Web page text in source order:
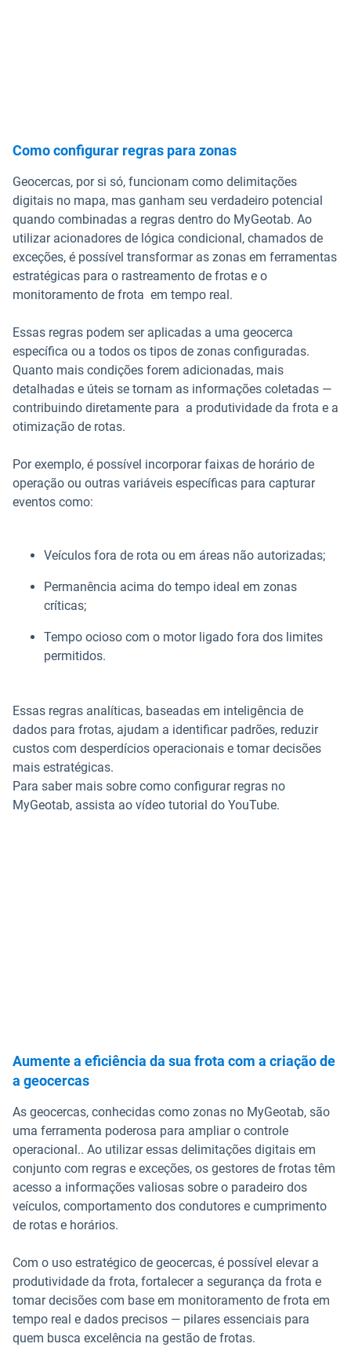
Como configurar regras para zonas
Geocercas, por si só, funcionam como delimitações
digitais no mapa, mas ganham seu verdadeiro potencial
quando combinadas a regras dentro do MyGeotab. Ao
utilizar acionadores de lógica condicional, chamados de
exceções, é possível transformar as zonas em ferramentas
estratégicas para o rastreamento de frotas e o
monitoramento de frota em tempo real.
Essas regras podem ser aplicadas a uma geocerca
específica ou a todos os tipos de zonas configuradas.
Quanto mais condições forem adicionadas, mais
detalhadas e úteis se tornam as informações coletadas —
contribuindo diretamente para a produtividade da frota e a
otimização de rotas.
Por exemplo, é possível incorporar faixas de horário de
operação ou outras variáveis específicas para capturar
eventos como:
Veículos fora de rota ou em áreas não autorizadas;
Permanência acima do tempo ideal em zonas
críticas;
Tempo ocioso com o motor ligado fora dos limites
permitidos.
Essas regras analíticas, baseadas em inteligência de
dados para frotas, ajudam a identificar padrões, reduzir
custos com desperdícios operacionais e tomar decisões
mais estratégicas.
Para saber mais sobre como configurar regras no
MyGeotab, assista ao vídeo tutorial do YouTube.
Aumente a eficiência da sua frota com a criação de
a geocercas
As geocercas, conhecidas como zonas no MyGeotab, são
uma ferramenta poderosa para ampliar o controle
operacional.. Ao utilizar essas delimitações digitais em
conjunto com regras e exceções, os gestores de frotas têm
acesso a informações valiosas sobre o paradeiro dos
veículos, comportamento dos condutores e cumprimento
de rotas e horários.
Com o uso estratégico de geocercas, é possível elevar a
produtividade da frota, fortalecer a segurança da frota e
tomar decisões com base em monitoramento de frota em
tempo real e dados precisos — pilares essenciais para
quem busca excelência na gestão de frotas.